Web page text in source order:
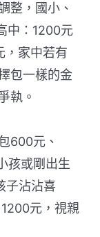
整，國小、
中：1200元
家中若有
包一樣的金
執。
600元、
孩或剛出生
子沾沾喜
元，視親